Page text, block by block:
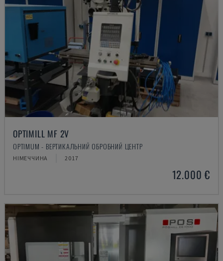
OPTIMILL MF 2V
OPTIMUM - ВЕРТИКАЛЬНИЙ ОБРОБНИЙ ЦЕНТР
НІМЕЧЧИНА 2017
12.000 €